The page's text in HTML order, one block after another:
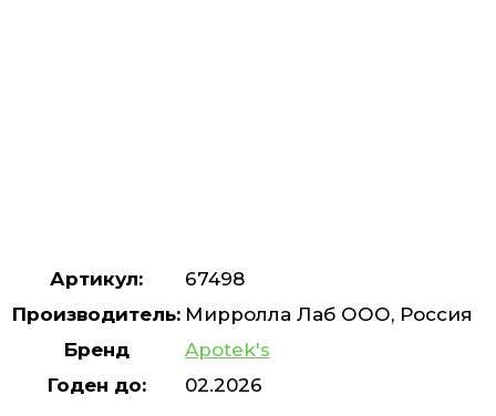
Артикул:
67498
Производитель: Мирролла Лаб ООО, Россия
Бренд
Apotek's
Годен до:
02.2026